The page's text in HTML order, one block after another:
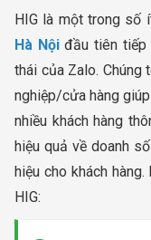
HIG là một trong số
Hà Nộiđầu tiên tiếp
thái của Zalo. Chúng
nghiệp/cửa hàng
nhiều khách hàng
hiệu quả về doanh
hiệu cho khách
HIG: